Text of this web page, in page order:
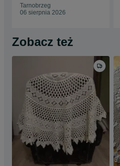
Tarnobrzeg
06 sierpnia 2026
Zobacz też